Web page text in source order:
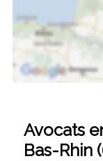
Avocats
Bas-Rhin